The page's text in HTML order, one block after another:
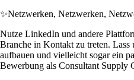
✨Netzwerken, Netzwerken,
Nutze LinkedIn und andere
Branche in Kontakt zu treten. Lass
aufbauen und vielleicht sogar ein
Bewerbung als Consultant Supply